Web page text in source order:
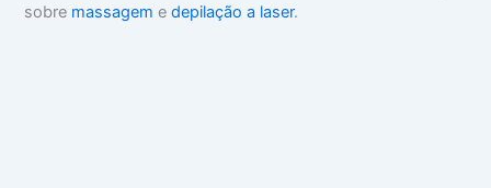
sobre massagem edepilação a laser.